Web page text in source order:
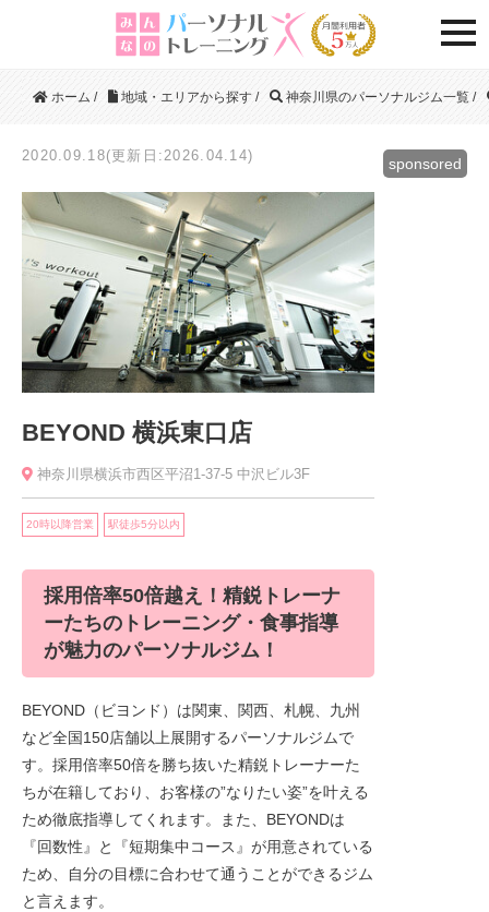
ホーム / 地域・エリアから探す / 神奈川県のパーソナルジム一覧 /
sponsored
2020.09.18(更新日:2026.04.14)
BEYOND 横浜東口店
神奈川県横浜市西区平沼1-37-5 中沢ビル3F
20時以降営業 駅徒歩5分以内
採用倍率50倍越え！精鋭トレーナ
ーたちのトレーニング・食事指導
が魅力のパーソナルジム！
BEYOND（ビヨンド）は関東、関西、札幌、九州
など全国150店舗以上展開するパーソナルジムで
す。採用倍率50倍を勝ち抜いた精鋭トレーナーた
ちが在籍しており、お客様の”なりたい姿”を叶える
ため徹底指導してくれます。また、BEYONDは
『回数性』と『短期集中コース』が用意されている
ため、自分の目標に合わせて通うことができるジム
と言えます。